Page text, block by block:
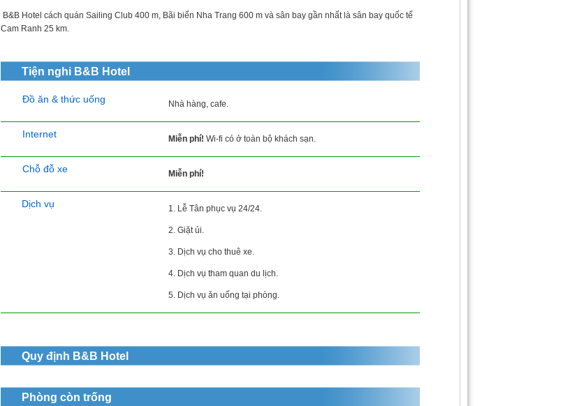
B&B Hotel cách quán Sailing Club 400 m, Bãi biển Nha Trang 600 m và sân bay gần nhất là sân bay quốc tế
Cam Ranh 25 km.
Tiện nghi B&B Hotel
Đồ ăn & thức uống Nhà hàng, cafe.
Internet Miễn phí! Wi-fi có ở toàn bộ khách sạn.
Chỗ đỗ xe Miễn phí!
Dịch vụ 1. Lễ Tân phục vụ 24/24.
2. Giặt ủi.
3. Dịch vụ cho thuê xe.
4. Dịch vụ tham quan du lịch.
5. Dịch vụ ăn uống tại phòng.
Quy định B&B Hotel
Phòng còn trống